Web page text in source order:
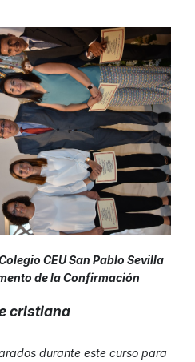
CEU San Pablo Sevilla
de la Confirmación
cristiana
durante este curso para